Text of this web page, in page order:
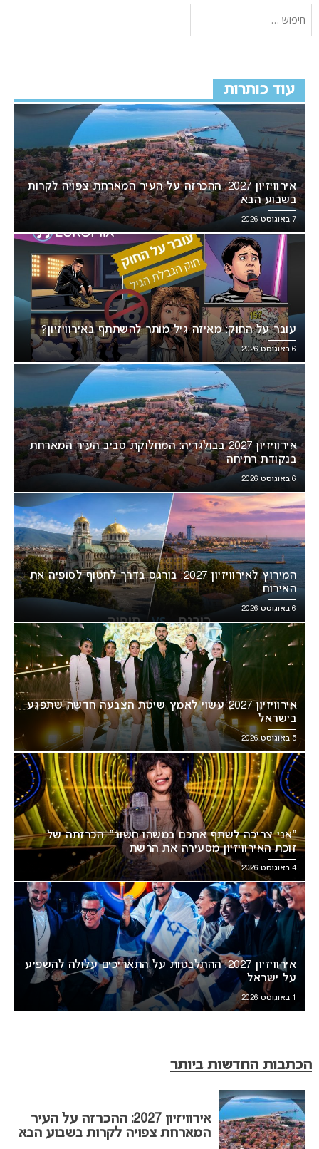
עוד כותרות
אירוויזיון 2027: ההכרזה על העיר המארחת צפויה לקרות
בשבוע הבא
7 באוגוסט 2026
עובר על החוק: מאיזה גיל מותר להשתתף באירוויזיון?
6 באוגוסט 2026
אירוויזיון 2027 בבולגריה: המחלוקת סביב העיר המארחת
בנקודת רתיחה
6 באוגוסט 2026
המירוץ לאירוויזיון 2027: בורגס בדרך לחטוף לסופיה את
האירוח
6 באוגוסט 2026
אירוויזיון 2027 עשוי לאמץ שיטת הצבעה חדשה שתפגע
בישראל
5 באוגוסט 2026
“אני צריכה לשתף אתכם במשהו חשוב”: הכרזתה של
זוכת האירוויזיון מסעירה את הרשת
4 באוגוסט 2026
אירוויזיון 2027: ההתלבטות על התאריכים עלולה להשפיע
על ישראל
1 באוגוסט 2026
הכתבות החדשות ביותר
אירוויזיון 2027: ההכרזה על העיר
המארחת צפויה לקרות בשבוע הבא